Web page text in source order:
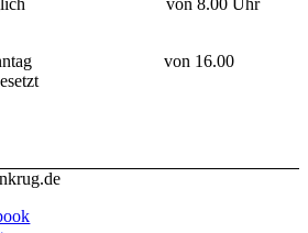
– Sonntag von 16.00